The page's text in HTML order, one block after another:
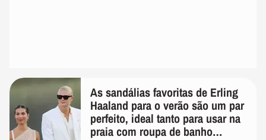
As sandálias favoritas de Erling
Haaland para o verão são um par
perfeito, ideal tanto para usar na
praia com roupa de banho